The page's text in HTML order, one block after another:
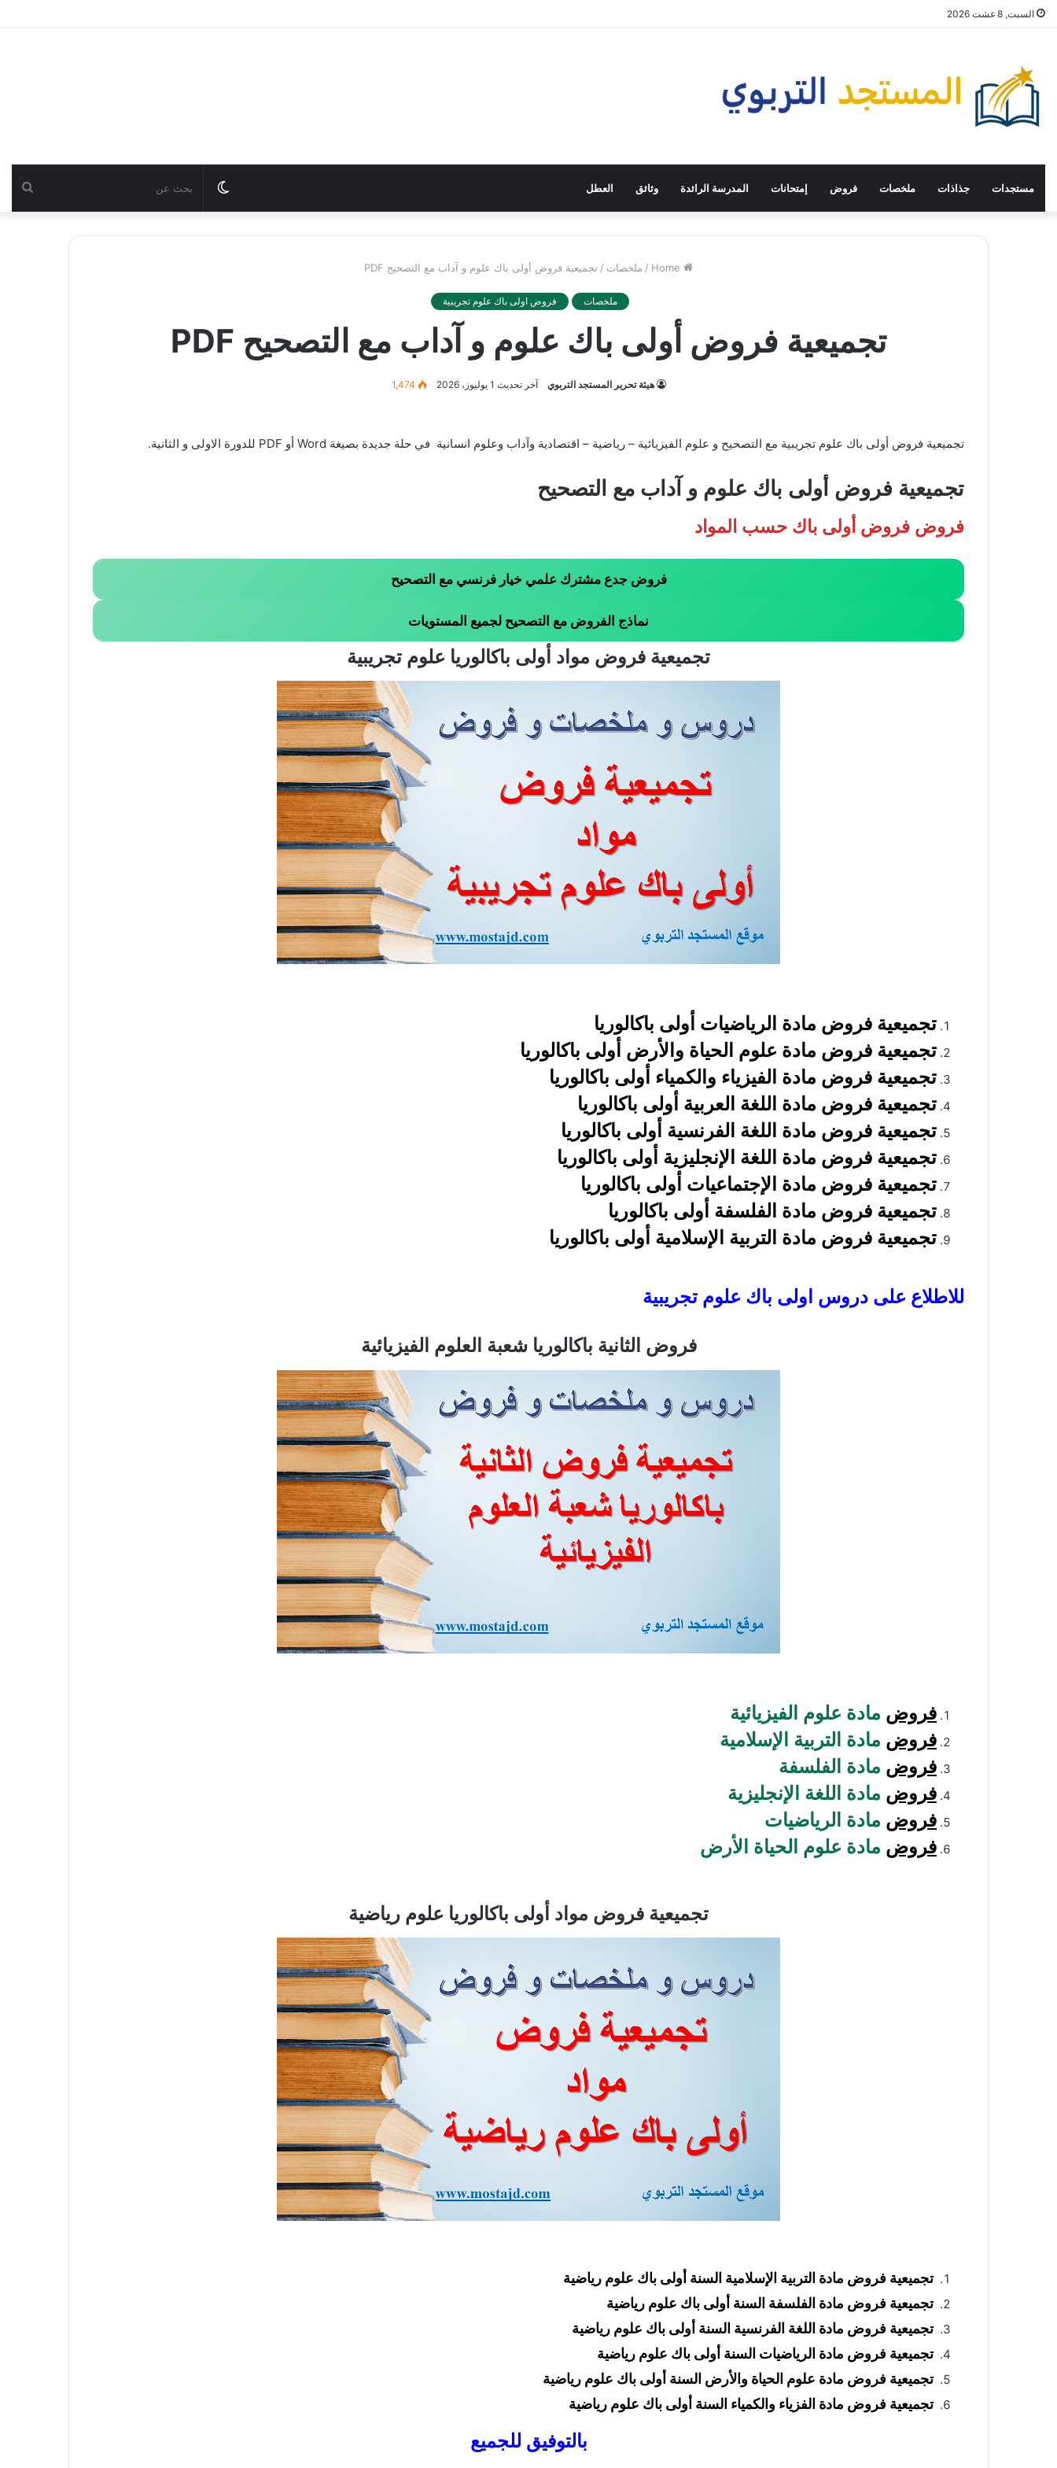
السبت, 8 غشت 2026
مستجدات جذاذات ملخصات فروض إمتحانات المدرسة الرائدة وثائق العطل بحث Switch
skin
/ ملخصات / تجميعية فروض أولى باك علوم و آداب مع التصحيح PDF
ملخصات فروض اولى باك علوم تجريبية
تجميعية فروض أولى باك علوم و آداب مع التصحيح PDF
هيئة تحرير المستجد التربوي آخر تحديث 1 يوليوز، 2026 1,474
تجميعية فروض أولى باك علوم تجريبية مع التصحيح و علوم الفيزيائية – رياضية – اقتصادية وآداب وعلوم انسانية في حلة جديدة بصيغة Word أو PDF للدورة الاولى و الثانية.
تجميعية فروض أولى باك علوم و آداب مع التصحيح
فروض فروض أولى باك حسب المواد
فروض جدع مشترك علمي خيار فرنسي مع التصحيح
نماذج الفروض مع التصحيح لجميع المستويات
تجميعية فروض مواد أولى باكالوريا علوم تجريبية
تجميعية فروض مادة الرياضيات أولى باكالوريا
تجميعية فروض مادة علوم الحياة والأرض أولى باكالوريا
تجميعية فروض مادة الفيزياء والكمياء أولى باكالوريا
تجميعية فروض مادة اللغة العربية أولى باكالوريا
تجميعية فروض مادة اللغة الفرنسية أولى باكالوريا
تجميعية فروض مادة اللغة الإنجليزية أولى باكالوريا
تجميعية فروض مادة الإجتماعيات أولى باكالوريا
تجميعية فروض مادة الفلسفة أولى باكالوريا
تجميعية فروض مادة التربية الإسلامية أولى باكالوريا
للاطلاع على دروس اولى باك علوم تجريبية
فروض الثانية باكالوريا شعبة العلوم الفيزيائية
فروض مادة علوم الفيزيائية
فروض مادة التربية الإسلامية
فروض مادة الفلسفة
فروض مادة اللغة الإنجليزية
فروض مادة الرياضيات
فروض مادة علوم الحياة الأرض
تجميعية فروض مواد أولى باكالوريا علوم رياضية
تجميعية فروض مادة التربية الإسلامية السنة أولى باك علوم رياضية
تجميعية فروض مادة الفلسفة السنة أولى باك علوم رياضية
تجميعية فروض مادة اللغة الفرنسية السنة أولى باك علوم رياضية
تجميعية فروض مادة الرياضيات السنة أولى باك علوم رياضية
تجميعية فروض مادة علوم الحياة والأرض السنة أولى باك علوم رياضية
تجميعية فروض مادة الفزياء والكمياء السنة أولى باك علوم رياضية
بالتوفيق للجميع